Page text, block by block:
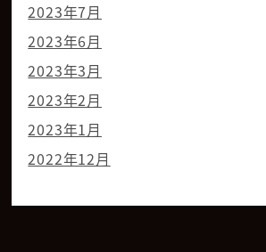
2023年7月
2023年6月
2023年3月
2023年2月
2023年1月
2022年12月